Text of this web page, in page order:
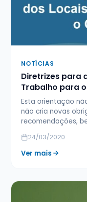
NOTÍCIAS
Diretrizes para
Trabalho para o
Esta orientação
não cria novas
recomendações,
24/03/2020
Ver mais